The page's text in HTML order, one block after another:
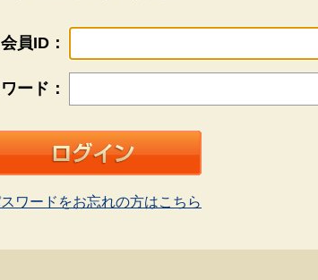
員ID：
ード：
ワードをお忘れの方はこちら